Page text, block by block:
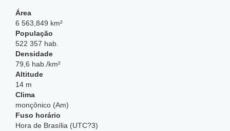
Área
6 563,849 km²
População
522 357 hab.
Densidade
79,6 hab./km²
Altitude
14 m
Clima
monçônico (Am)
Fuso horário
Hora de Brasília (UTC?3)